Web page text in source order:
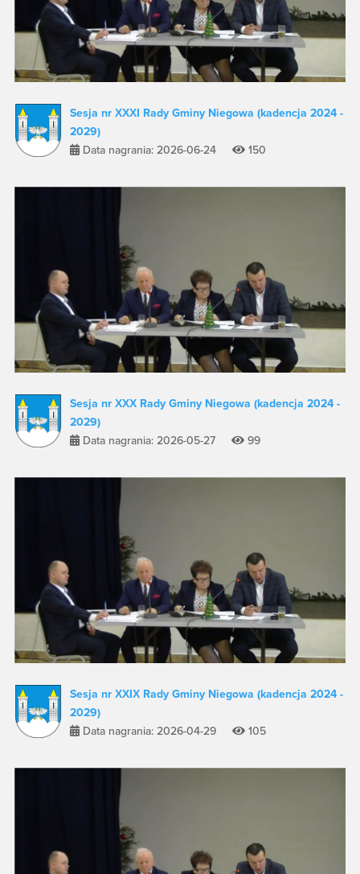
Sesja nr XXXI Rady Gminy Niegowa (kadencja 2024 -
2029)
Data nagrania: 2026-06-24
150
Sesja nr XXX Rady Gminy Niegowa (kadencja 2024 -
2029)
Data nagrania: 2026-05-27
99
Sesja nr XXIX Rady Gminy Niegowa (kadencja 2024 -
2029)
Data nagrania: 2026-04-29
105